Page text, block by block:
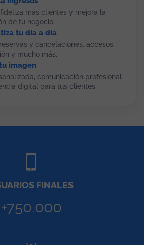
más clientes y mejora la
de tu negocio.
tu día a día
y cancelaciones, accesos,
y mucho más.
imagen
comunicación profesional
digital para tus clientes.
FINALES
+750.000